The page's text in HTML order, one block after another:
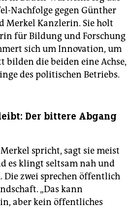
Nachfolge gegen Günther
Merkel Kanzlerin. Sie holt
für Bildung und Forschung
sich um Innovation, um
bilden die beiden eine Achse,
des politischen Betriebs.
Der bittere Abgang
spricht, sagt sie meist
es klingt seltsam nah und
zwei sprechen öffentlich
„Das kann
aber kein öffentliches